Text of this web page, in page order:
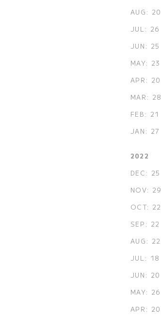
AUG: 20
JUL: 26
JUN: 25
MAY: 23
APR: 20
MAR: 28
FEB: 21
JAN: 27
2022
DEC: 25
NOV: 29
OCT: 22
SEP: 22
AUG: 22
JUL: 18
JUN: 20
MAY: 26
APR: 20